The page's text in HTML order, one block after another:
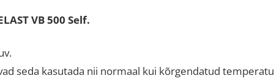
VB 500 Self.
seda kasutada nii normaal kui kõrgendatud